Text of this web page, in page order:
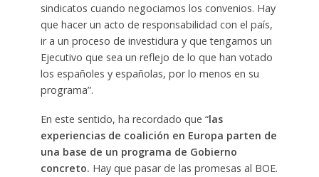
sindicatos cuando negociamos los convenios. Hay
que hacer un acto de responsabilidad con el país,
ir a un proceso de investidura y que tengamos un
Ejecutivo que sea un reflejo de lo que han votado
los españoles y españolas, por lo menos en su
programa”.
En este sentido, ha recordado que “las
experiencias de coalición en Europa parten de
una base de un programa de Gobierno
concreto. Hay que pasar de las promesas al BOE.